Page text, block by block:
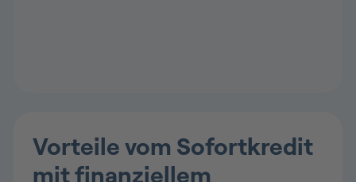
Vorteile vom Sofortkredit
mit finanziellem